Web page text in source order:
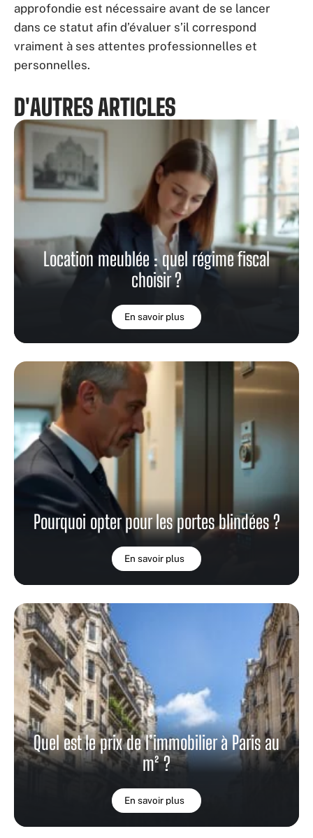
approfondie est nécessaire avant de se lancer
dans ce statut afin d’évaluer s’il correspond
vraiment à ses attentes professionnelles et
personnelles.
D'AUTRES ARTICLES
Location meublée : quel régime fiscal
choisir ?
En savoir plus
Pourquoi opter pour les portes blindées ?
En savoir plus
Quel est le prix de l’immobilier à Paris au
m² ?
En savoir plus